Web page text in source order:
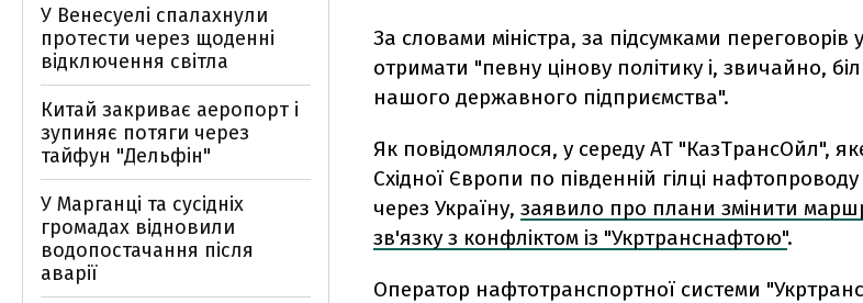
За словами міністра, за підсумками переговорів
отримати "певну цінову політику і, звичайно,
нашого державного підприємства".
Як повідомлялося, у середу АТ "КазТрансОйл",
Східної Європи по південній гілці
через Україну, заявило про плани змінити
зв'язку з конфліктом із "Укртранснафтою".
Оператор нафтотранспортної системи
У Венесуелі спалахнули
протести через щоденні
відключення світла
Китай закриває аеропорт і
зупиняє потяги через
тайфун "Дельфін"
У Марганці та сусідніх
громадах відновили
водопостачання після
аварії